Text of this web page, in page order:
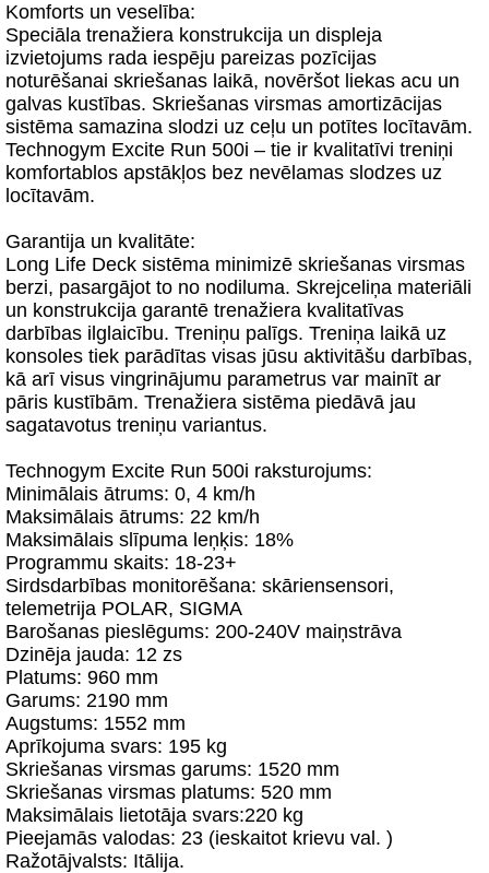
Komforts un veselība:
Speciāla trenažiera konstrukcija un displeja
izvietojums rada iespēju pareizas pozīcijas
noturēšanai skriešanas laikā, novēršot liekas acu un
galvas kustības. Skriešanas virsmas amortizācijas
sistēma samazina slodzi uz ceļu un potītes locītavām.
Technogym Excite Run 500i – tie ir kvalitatīvi treniņi
komfortablos apstākļos bez nevēlamas slodzes uz
locītavām.
Garantija un kvalitāte:
Long Life Deck sistēma minimizē skriešanas virsmas
berzi, pasargājot to no nodiluma. Skrejceliņa materiāli
un konstrukcija garantē trenažiera kvalitatīvas
darbības ilglaicību. Treniņu palīgs. Treniņa laikā uz
konsoles tiek parādītas visas jūsu aktivitāšu darbības,
kā arī visus vingrinājumu parametrus var mainīt ar
pāris kustībām. Trenažiera sistēma piedāvā jau
sagatavotus treniņu variantus.
Technogym Excite Run 500i raksturojums:
Minimālais ātrums: 0, 4 km/h
Maksimālais ātrums: 22 km/h
Maksimālais slīpuma leņķis: 18%
Programmu skaits: 18-23+
Sirdsdarbības monitorēšana: skāriensensori,
telemetrija POLAR, SIGMA
Barošanas pieslēgums: 200-240V maiņstrāva
Dzinēja jauda: 12 zs
Platums: 960 mm
Garums: 2190 mm
Augstums: 1552 mm
Aprīkojuma svars: 195 kg
Skriešanas virsmas garums: 1520 mm
Skriešanas virsmas platums: 520 mm
Maksimālais lietotāja svars:220 kg
Pieejamās valodas: 23 (ieskaitot krievu val. )
Ražotājvalsts: Itālija.